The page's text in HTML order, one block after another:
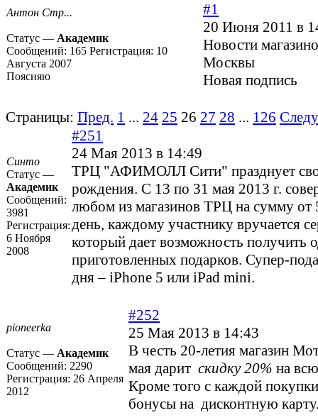
Антон Стр...
Статус — Академик
Сообщений: 165 Регистрация: 10
Августа 2007
Поясняю
#1
20 Июня 2011 в
Новости
Москвы
Новая подпись
Страницы: Пред. 1 ... 24 25 26 27 28 ... 126
Синто
Статус —
Академик
Сообщений:
3981
Регистрация:
6 Ноября
2008
#251
24 Мая 2013 в 14:49
ТРЦ "АФИМОЛЛ Сити" празднует
рождения. С 13 по 31 мая 2013 г.
любом из магазинов ТРЦ на сумму от
день, каждому участнику вручается
который дает возможность получить
приготовленных подарков. Супер-
дня – iPhone 5 или iPad mini.
pioneerka
Статус — Академик
Сообщений: 2290
Регистрация: 26 Апреля
2012
#252
25 Мая 2013 в 14:43
В честь 20-летия магазин
мая дарит скидку 20% на
Кроме того с каждой
бонусы на дисконтную